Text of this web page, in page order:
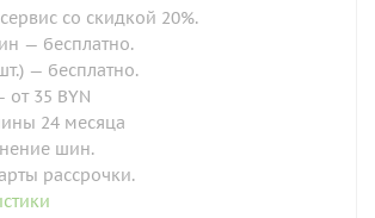
со скидкой 20%.
— бесплатно.
— бесплатно.
от 35 BYN
24 месяца
шин.
рассрочки.